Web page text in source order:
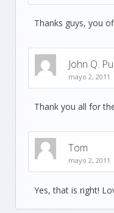
Thanks guys, you
John Q.
mayo 2, 2011
Thank you all for
Tom
mayo 2, 2011
Yes, that is right!